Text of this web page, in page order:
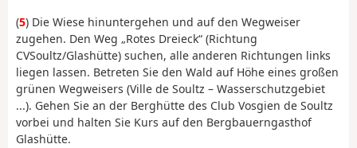
(5) Die Wiese hinuntergehen und auf den Wegweiser
zugehen. Den Weg „Rotes Dreieck“ (Richtung
CVSoultz/Glashütte) suchen, alle anderen Richtungen links
liegen lassen. Betreten Sie den Wald auf Höhe eines großen
grünen Wegweisers (Ville de Soultz – Wasserschutzgebiet
...). Gehen Sie an der Berghütte des Club Vosgien de Soultz
vorbei und halten Sie Kurs auf den Bergbauerngasthof
Glashütte.